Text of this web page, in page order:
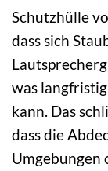
Schutzhülle
dass sich
was
kann. Das
dass die
Umgebungen